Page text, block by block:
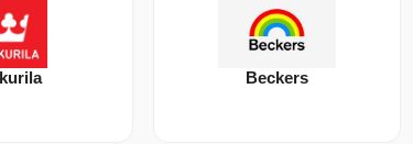
Beckers